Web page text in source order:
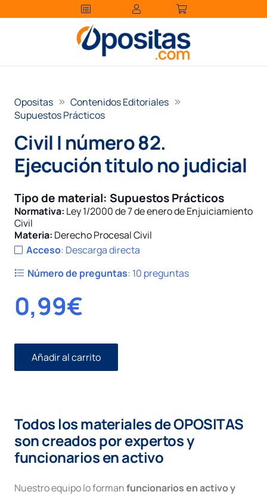
Opositas
Contenidos Editoriales
Supuestos Prácticos
Civil I número 82.
Ejecución titulo no judicial
Tipo de material: Supuestos Prácticos
Normativa: Ley 1/2000 de 7 de enero de Enjuiciamiento
Civil
Materia: Derecho Procesal Civil
Acceso: Descarga directa
Número de preguntas: 10 preguntas
0,99€
Civil
I
titulo
judicial
cantidad
Añadir al carrito
Todos los materiales de OPOSITAS
son creados por expertos y
funcionarios en activo
Nuestro equipo lo formanfuncionarios en activo y